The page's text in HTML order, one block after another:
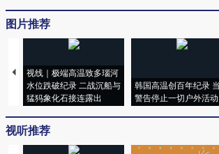
图片推荐
视线｜极端高温致多瑙河
水位跌破纪录 二战沉船与
猛犸象化石接连露出
韩国高温创百年纪录
警告停止一切户外活动
视听推荐